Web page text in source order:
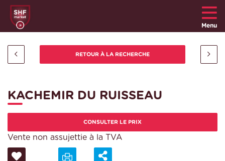
Menu
KACHEMIR DU RUISSEAU
CONSULTER LE PRIX
Vente non assujettie à la TVA